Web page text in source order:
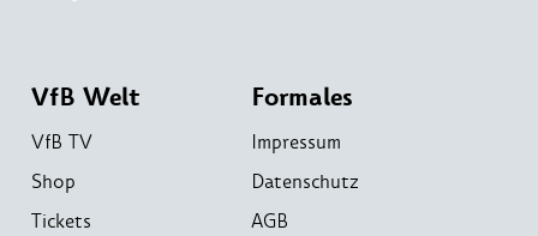
VfB Welt
VfB TV
Shop
Tickets
Formales
Impressum
Datenschutz
AGB